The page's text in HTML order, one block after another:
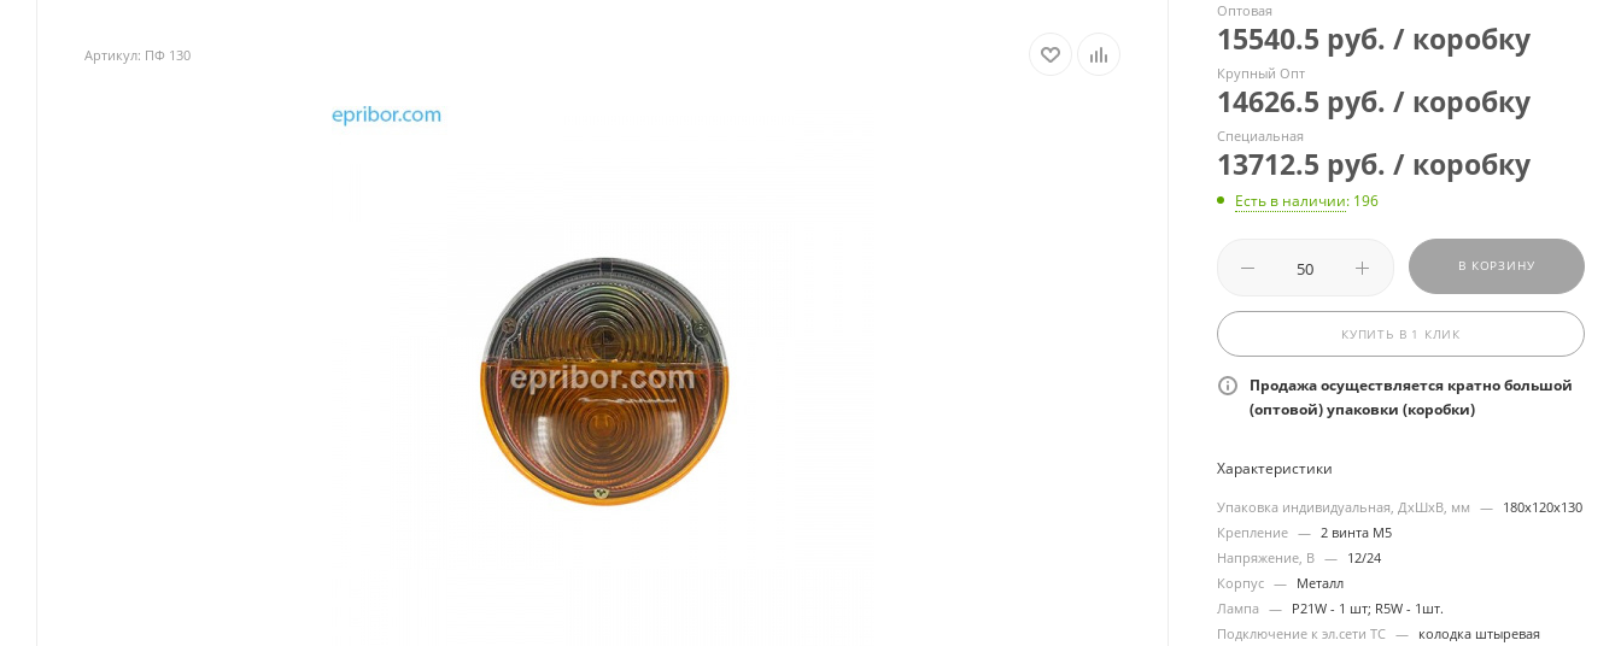
Артикул: ПФ 130
Оптовая
15540.5 руб. / коробку
Крупный Опт
14626.5 руб. / коробку
Специальная
13712.5 руб. / коробку
Есть в наличии: 196
В КОРЗИНУ
КУПИТЬ В 1 КЛИК
Продажа осуществляется кратно большой
(оптовой) упаковки (коробки)
Характеристики
Упаковка индивидуальная, ДхШхВ, мм — 180х120х130
Крепление — 2 винта М5
Напряжение, В — 12/24
Корпус — Металл
Лампа — P21W - 1 шт; R5W - 1шт.
Подключение к эл.сети ТС — колодка штыревая